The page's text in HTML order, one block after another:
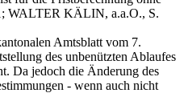
WALTER KÄLIN, a.a.O., S.
Amtsblatt vom 7.
des unbenützten Ablaufes
Da jedoch die Änderung des
- wenn auch nicht